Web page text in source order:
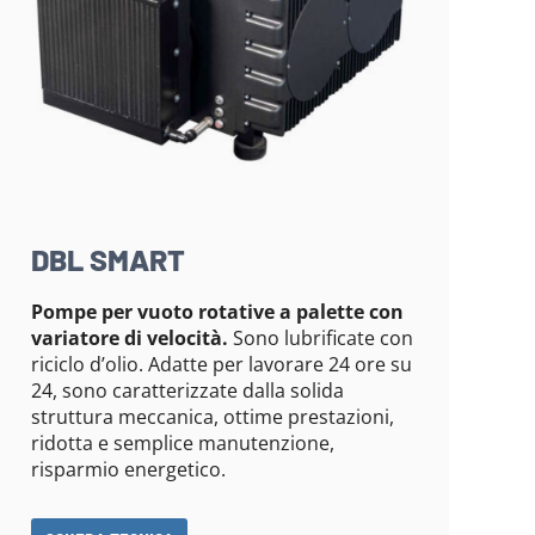
DBL SMART
Pompe per vuoto rotative a palette con
variatore di velocità. Sono lubrificate con
riciclo d’olio. Adatte per lavorare 24 ore su
24, sono caratterizzate dalla solida
struttura meccanica, ottime prestazioni,
ridotta e semplice manutenzione,
risparmio energetico.